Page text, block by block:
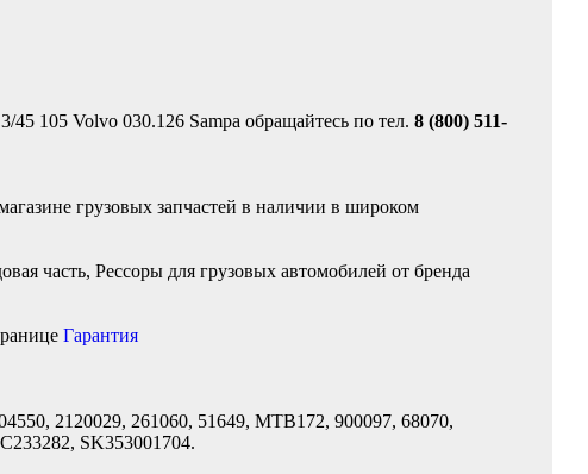
105 Volvo 030.126 Sampa обращайтесь по тел. 8 (800) 511-
грузовых запчастей в наличии в широком
часть, Рессоры для грузовых автомобилей от бренда
Гарантия
2120029, 261060, 51649, MTB172, 900097, 68070,
SK353001704.